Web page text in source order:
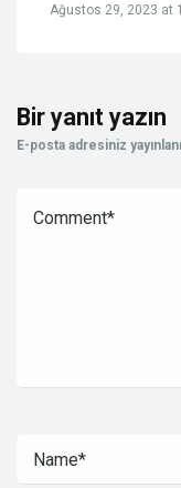
Ağustos 29, 2023 at
Bir yanıt yazın
E-posta adresiniz